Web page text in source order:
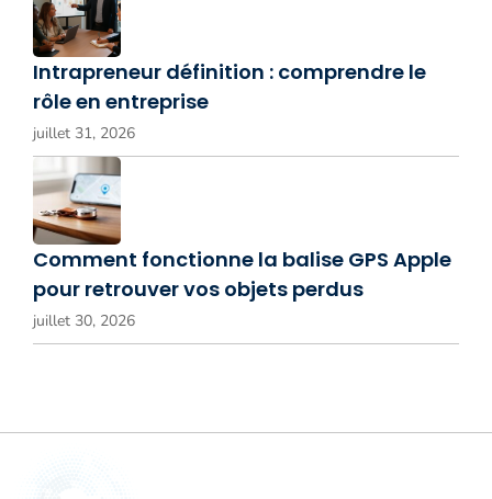
Intrapreneur définition : comprendre le
rôle en entreprise
juillet 31, 2026
Comment fonctionne la balise GPS Apple
pour retrouver vos objets perdus
juillet 30, 2026